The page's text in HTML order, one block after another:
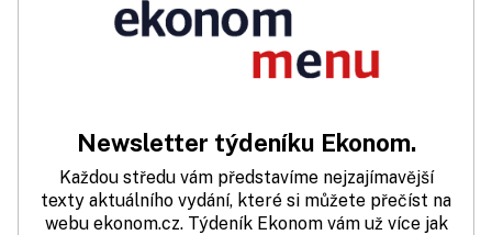
Newsletter týdeníku Ekonom.
Každou středu vám představíme nejzajímavější
texty aktuálního vydání, které si můžete přečíst na
webu ekonom.cz. Týdeník Ekonom vám už více jak